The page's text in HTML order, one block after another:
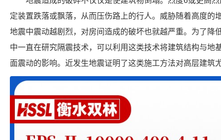
定装置跌落或飘落，从而压伤路上的行人。威胁随着高度的
地震中震动越剧烈，对房间造成的破坏也就越严重。为了降
中一直在研究隔震技术，可以利用这类技术将建筑结构与地
面震动的影响。近发生地震证明了这类施工方法对高层建筑